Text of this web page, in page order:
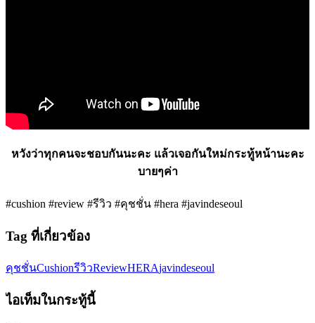
หวังว่าทุกคนจะชอบกันนะคะ แล้วเจอกันใหม่กระทู้หน้านะคะ
บายๆค่า
#cushion #review #รีวิว #คุชชั่น #hera #javindeseoul
Tag ที่เกี่ยวข้อง
คุชชั่นCushionรีวิวReviewHERAjavindeseoul
ไอเท็มในกระทู้นี้